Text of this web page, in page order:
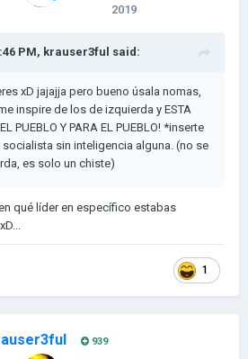
2019
PM, krauser3ful said:
xD jajajja pero bueno úsala nomas,
inspire de los de izquierda y ESTA
PUEBLO Y PARA EL PUEBLO! *inserte
sin inteligencia alguna. (no se
es solo un chiste)
qué líder en específico estabas
1
939